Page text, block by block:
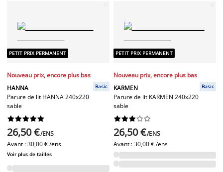
PETIT PRIX PERMANENT
Nouveau prix, encore plus bas
HANNA
Parure de lit HANNA 240x220
sable
Basic






26,50 €/ENS
Avant :30,00 € /ens
Voir plus de tailles
PETIT PRIX PERMANENT
Nouveau prix, encore plus bas
KARMEN
Parure de lit KARMEN 240x220
sable
Basic






26,50 €/ENS
Avant :30,00 € /ens